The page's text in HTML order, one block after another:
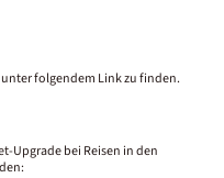
unter folgendem Link zu finden.
Upgrade bei Reisen in den